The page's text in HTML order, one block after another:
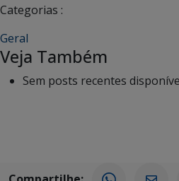
Categorias :
Geral
Veja Também
Sem posts recentes